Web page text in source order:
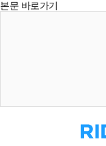
본문 바로가기
리
디